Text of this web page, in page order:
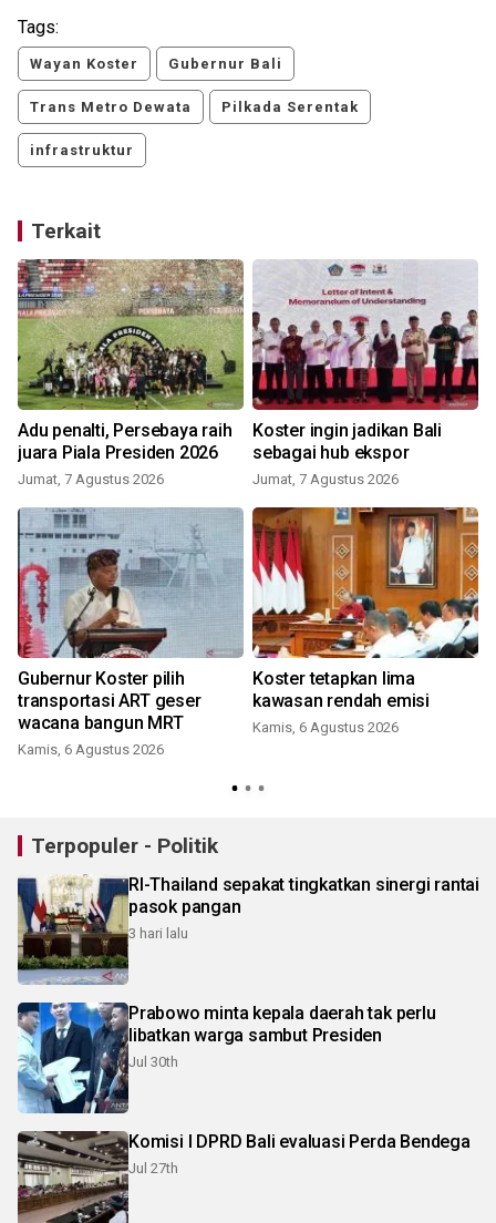
Tags:
Wayan Koster Gubernur Bali
Trans Metro Dewata Pilkada Serentak
infrastruktur
Terkait
Adu penalti, Persebaya raih
juara Piala Presiden 2026
Jumat, 7 Agustus 2026
Koster ingin jadikan Bali
sebagai hub ekspor
Jumat, 7 Agustus 2026
Gubernur Koster pilih
transportasi ART geser
wacana bangun MRT
Kamis, 6 Agustus 2026
Koster tetapkan lima
kawasan rendah emisi
Kamis, 6 Agustus 2026
Terpopuler - Politik
RI-Thailand sepakat tingkatkan sinergi rantai
pasok pangan
3 hari lalu
Prabowo minta kepala daerah tak perlu
libatkan warga sambut Presiden
Jul 30th
Komisi I DPRD Bali evaluasi Perda Bendega
Jul 27th